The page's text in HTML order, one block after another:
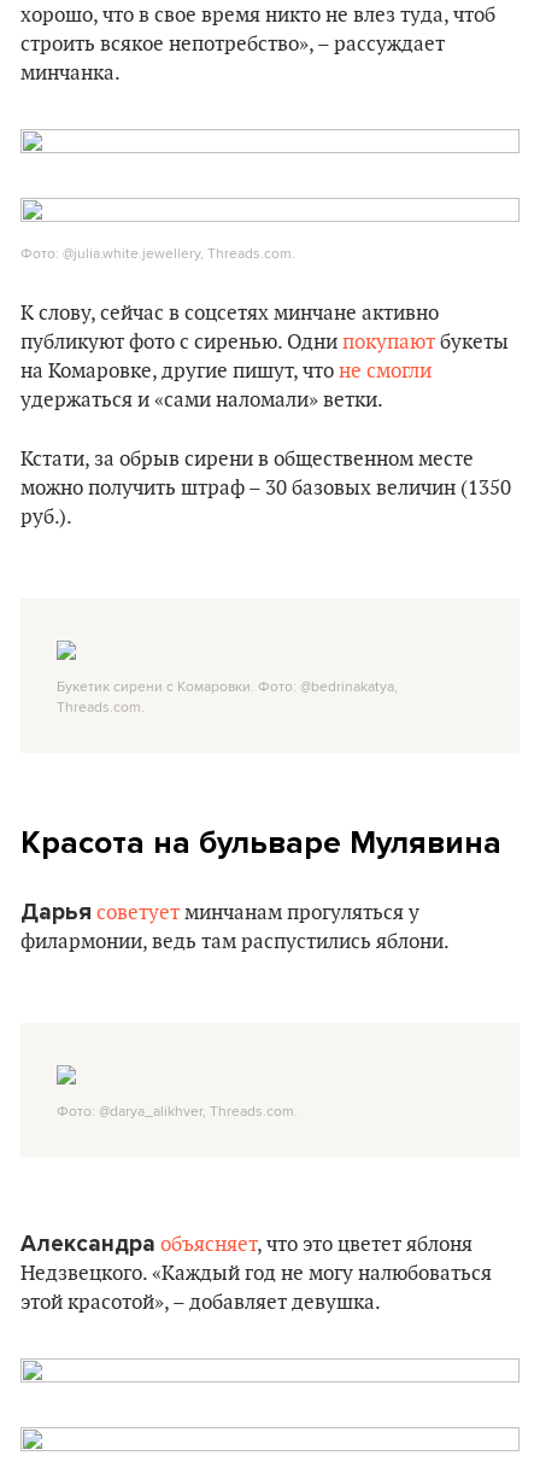
хорошо, что в свое время никто не влез туда, чтоб
строить всякое непотребство», – рассуждает
минчанка.
Фото: @julia.white.jewellery, Threads.com.
К слову, сейчас в соцсетях минчане активно
публикуют фото с сиренью. Одни покупают букеты
на Комаровке, другие пишут, что не смогли
удержаться и «сами наломали» ветки.
Кстати, за обрыв сирени в общественном месте
можно получить штраф – 30 базовых величин (1350
руб.).
Букетик сирени с Комаровки. Фото: @bedrinakatya,
Threads.com.
Красота на бульваре Мулявина
Дарья советует минчанам прогуляться у
филармонии, ведь там распустились яблони.
Фото: @darya_alikhver, Threads.com.
Александра объясняет, что это цветет яблоня
Недзвецкого. «Каждый год не могу налюбоваться
этой красотой», – добавляет девушка.